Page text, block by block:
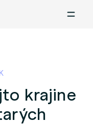
krajine